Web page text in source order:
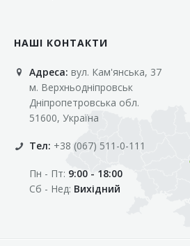
«Свіжачок»
«Сільпо»
«Фора»
«Фреш»
«Фуршет»
«Цент»
НАШІ КОНТАКТИ
Адреса: вул. Кам'янська, 37
м. Верхньодніпровськ
Дніпропетровська обл.
51600, Україна
Тел: +38 (067) 511-0-111
Пн - Пт: 9:00 - 18:00
Сб - Нед: Вихідний